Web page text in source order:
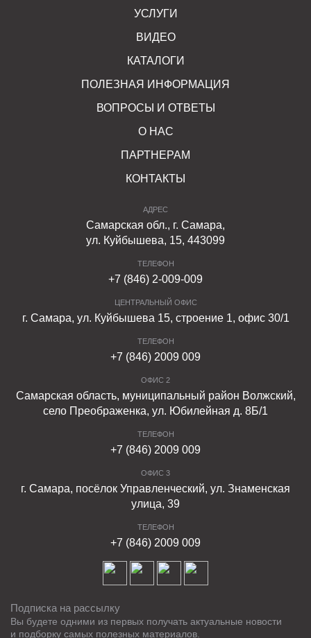
УСЛУГИ
ВИДЕО
КАТАЛОГИ
ПОЛЕЗНАЯ ИНФОРМАЦИЯ
ВОПРОСЫ И ОТВЕТЫ
О НАС
ПАРТНЕРАМ
КОНТАКТЫ
АДРЕС
Самарская обл., г. Самара,
ул. Куйбышева, 15, 443099
ТЕЛЕФОН
+7 (846) 2-009-009
ЦЕНТРАЛЬНЫЙ ОФИС
г. Самара, ул. Куйбышева 15, строение 1, офис 30/1
ТЕЛЕФОН
+7 (846) 2009 009
ОФИС 2
Самарская область, муниципальный район Волжский,
село Преображенка, ул. Юбилейная д. 8Б/1
ТЕЛЕФОН
+7 (846) 2009 009
ОФИС 3
г. Самара, посёлок Управленческий, ул. Знаменская
улица, 39
ТЕЛЕФОН
+7 (846) 2009 009
Подписка на рассылку
Вы будете одними из первых получать актуальные новости
и подборку самых полезных материалов.